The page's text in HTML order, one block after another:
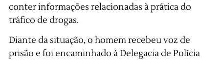
conter informações relacionadas à prática do
tráfico de drogas.
Diante da situação, o homem recebeu voz de
prisão e foi encaminhado à Delegacia de Polícia